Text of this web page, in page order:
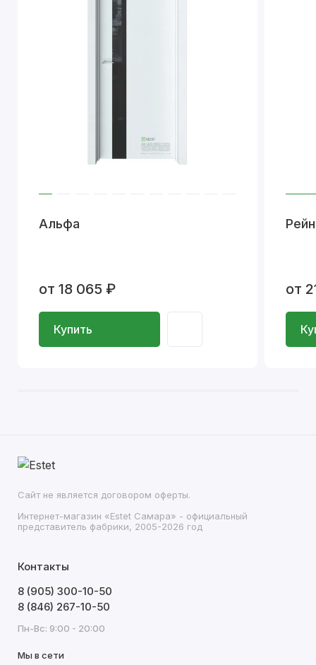
Альфа
от 18 065 ₽
Купить
Рейн
от
Сайт не является договором оферты.
Интернет-магазин «Estet Самара» - официальный
представитель фабрики, 2005-2026 год
Контакты
8 (905) 300-10-50
8 (846) 267-10-50
Пн-Вс: 9:00 - 20:00
Мы в сети